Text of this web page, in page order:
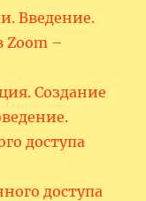
Введение.
Zoom –
Создание
доступа
доступа